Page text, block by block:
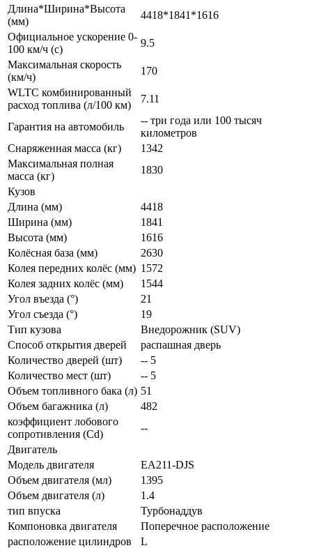
Длина*Ширина*Высота
(мм)
4418*1841*1616
Официальное ускорение 0-
100 км/ч (с)
9.5
Максимальная скорость
(км/ч)
170
WLTC комбинированный
расход топлива (л/100 км)
7.11
Гарантия на автомобиль
-- три года или 100 тысяч
километров
Снаряженная масса (кг)
1342
Максимальная полная
масса (кг)
1830
Кузов
Длина (мм)
4418
Ширина (мм)
1841
Высота (мм)
1616
Колёсная база (мм)
2630
Колея передних колёс (мм) 1572
Колея задних колёс (мм)
1544
Угол въезда (°)
21
Угол съезда (°)
19
Тип кузова
Внедорожник (SUV)
Способ открытия дверей
распашная дверь
Количество дверей (шт)
-- 5
Количество мест (шт)
-- 5
Объем топливного бака (л) 51
Объем багажника (л)
482
коэффициент лобового
сопротивления (Cd)
--
Двигатель
Модель двигателя
EA211-DJS
Объем двигателя (мл)
1395
Объем двигателя (л)
1.4
тип впуска
Турбонаддув
Компоновка двигателя
Поперечное расположение
расположение цилиндров
L